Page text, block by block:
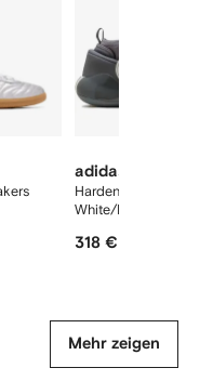
adidas
Harden Vol. 7 "Chalk
White/Black"
318 €
Mehr zeigen